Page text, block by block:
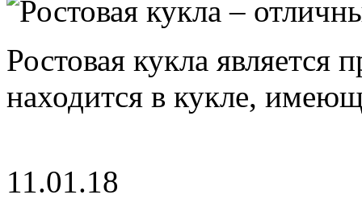
Ростовая кукла является
находится в кукле,
11.01.18